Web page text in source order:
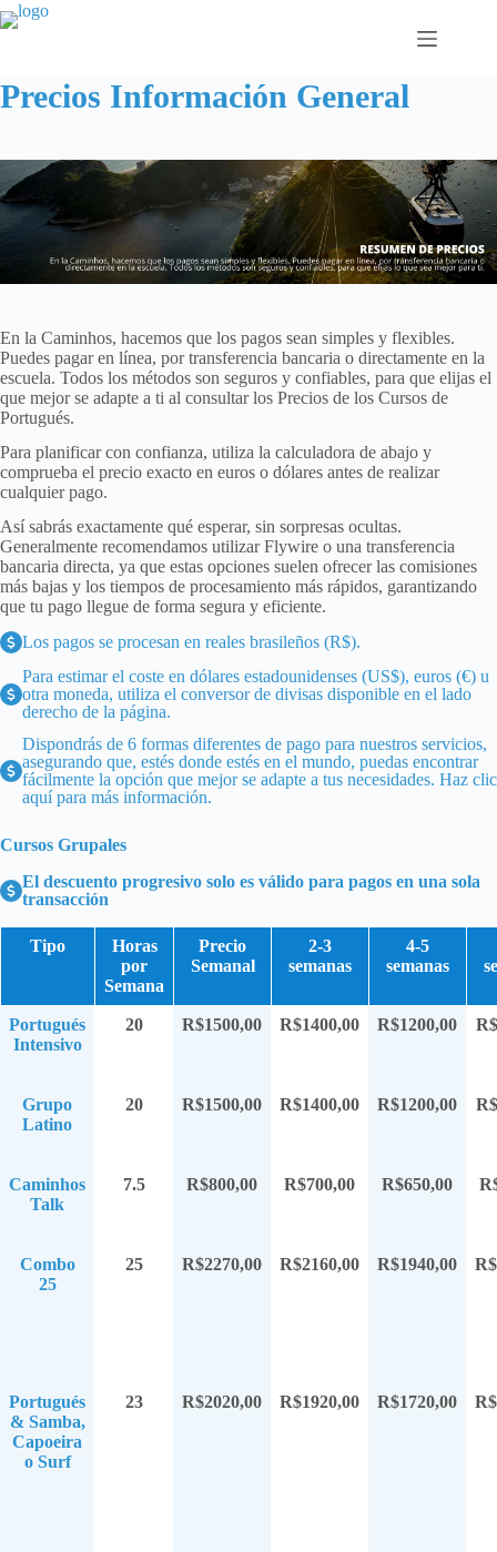
Saltar
al
Precios Información General
En la Caminhos, hacemos que los pagos sean simples y flexibles.
Puedes pagar en línea, por transferencia bancaria o directamente en la
escuela. Todos los métodos son seguros y confiables, para que elijas el
que mejor se adapte a ti al consultar los Precios de los Cursos de
Portugués.
Para planificar con confianza, utiliza la calculadora de abajo y
comprueba el precio exacto en euros o dólares antes de realizar
cualquier pago.
Así sabrás exactamente qué esperar, sin sorpresas ocultas.
Generalmente recomendamos utilizar Flywire o una transferencia
bancaria directa, ya que estas opciones suelen ofrecer las comisiones
más bajas y los tiempos de procesamiento más rápidos, garantizando
que tu pago llegue de forma segura y eficiente.
Los pagos se procesan en reales brasileños (R$).
Para estimar el coste en dólares estadounidenses (US$), euros (€) u
otra moneda, utiliza el conversor de divisas disponible en el lado
derecho de la página.
Dispondrás de 6 formas diferentes de pago para nuestros servicios,
asegurando que, estés donde estés en el mundo, puedas encontrar
fácilmente la opción que mejor se adapte a tus necesidades. Haz clic
aquí para más información.
Cursos Grupales
El descuento progresivo solo es válido para pagos en una sola
transacción
Tipo
Horas
por
Semana
Precio
Semanal
2-3
semanas
4-5
semanas
Portugués
Intensivo
20 R$1500,00 R$1400,00 R$1200,00
Grupo
Latino
20 R$1500,00 R$1400,00 R$1200,00
Caminhos
Talk
7.5 R$800,00 R$700,00 R$650,00
Combo
25
25 R$2270,00 R$2160,00 R$1940,00
Portugués
& Samba,
Capoeira
o Surf
23 R$2020,00 R$1920,00 R$1720,00